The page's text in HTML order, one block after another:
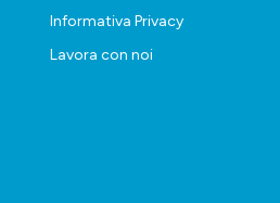
Informativa Privacy
Lavora con noi